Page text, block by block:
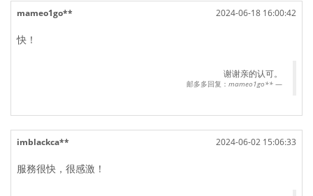
2024-06-18 16:00:42
mameo1go**
快！
谢谢亲的认可。
邮多多回复： mameo1go**
2024-06-02 15:06:33
imblackca**
服務很快，很感激！